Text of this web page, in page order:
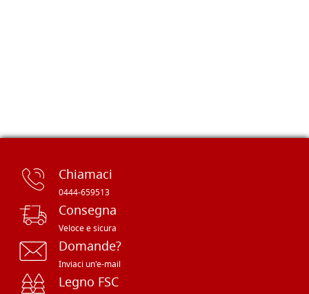
Chiamaci
0444-659513
Consegna
Veloce e sicura
Domande?
Inviaci un'e-mail
Legno FSC